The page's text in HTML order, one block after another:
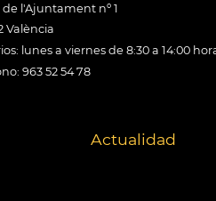
de l'Ajuntament nº 1
València
lunes a viernes de 8:30 a 14:00
963 52 54 78
Actualidad